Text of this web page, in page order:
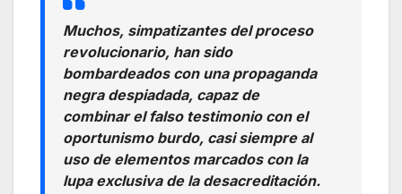
Muchos, simpatizantes del proceso
revolucionario, han sido
bombardeados con una propaganda
negra despiadada, capaz de
combinar el falso testimonio con el
oportunismo burdo, casi siempre al
uso de elementos marcados con la
lupa exclusiva de la desacreditación.